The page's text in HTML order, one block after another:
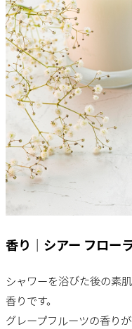
香り｜シアー フロー
シャワーを浴びた後の素
香りです。
グレープフルーツの香り